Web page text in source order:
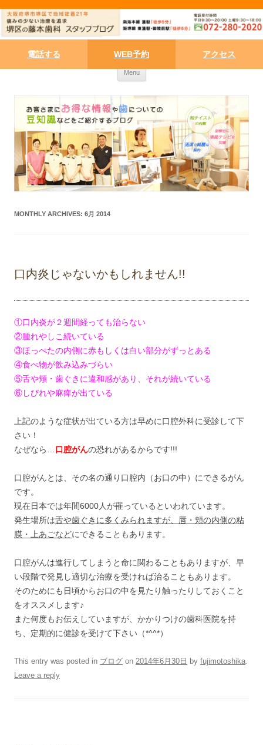
電話する WEB予約 アクセス
Menu Skip to content
MONTHLY ARCHIVES: 6月 2014
口内炎じゃないかもしれません!!
①口内炎が２週間経っても治らない
②腫れやしこ続いている
③ほっぺたの内側に赤もしくは白い部分がずっとある
④食べ物が飲み込みづらい
⑤舌や頬・歯ぐきに違和感があり、それが続いている
⑥しびれや麻痺が出ている
上記のような症状が出ている方は早めに口腔外科に受診して下
さい！
なぜなら… 口腔がんの恐れがあるからです!!!
口腔がんとは、その名の通り口腔内（お口の中）にできるがん
です。
現在日本では年間6000人が罹っているといわれています。
発生場所は舌や歯ぐきに多くみられますが、唇・頬の内側の粘
膜・上あごなどにできることもあります。
口腔がんは進行してしまうと命に関わることもありますが、早
い段階で発見し適切な治療を受ければ治ることもあります。
そのためにも日頃からお口の中を見たり触ったりしておくこと
をオススメします♪
また何度もお伝えしていますが、かかりつけの歯科医院を持
ち、定期的に健診を受けて下さい（*^^*）
This entry was posted in ブログ on 2014年6月30日 by fujimotoshika
Leave a reply